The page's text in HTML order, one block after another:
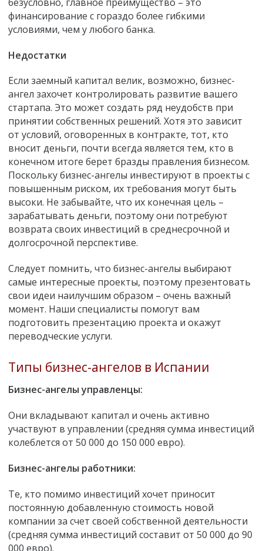
финансирование с гораздо более гибкими
условиями, чем у любого банка.
Недостатки
Если заемный капитал велик, возможно, бизнес-
ангел захочет контролировать развитие вашего
стартапа. Это может создать ряд неудобств при
принятии собственных решений. Хотя это зависит
от условий, оговоренных в контракте, тот, кто
вносит деньги, почти всегда является тем, кто в
конечном итоге берет бразды правления бизнесом.
Поскольку бизнес-ангелы инвестируют в проекты с
повышенным риском, их требования могут быть
высоки. Не забывайте, что их конечная цель –
зарабатывать деньги, поэтому они потребуют
возврата своих инвестиций в среднесрочной и
долгосрочной перспективе.
Следует помнить, что бизнес-ангелы выбирают
самые интересные проекты, поэтому презентовать
свои идеи наилучшим образом – очень важный
момент. Наши специалисты помогут вам
подготовить презентацию проекта и окажут
переводческие услуги.
Типы бизнес-ангелов в Испании
Бизнес-ангелы управленцы:
Они вкладывают капитал и очень активно
участвуют в управлении (средняя сумма инвестиций
колеблется от 50 000 до 150 000 евро).
Бизнес-ангелы работники:
Те, кто помимо инвестиций хочет приносит
постоянную добавленную стоимость новой
компании за счет своей собственной деятельности
(средняя сумма инвестиций составит от 50 000 до 90
000 евро).